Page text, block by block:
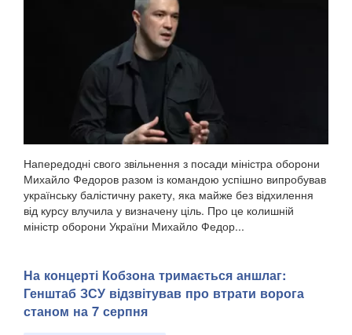
Напередодні свого звільнення з посади міністра оборони
Михайло Федоров разом із командою успішно випробував
українську балістичну ракету, яка майже без відхилення
від курсу влучила у визначену ціль. Про це колишній
міністр оборони України Михайло Федор...
На концерті Кобзона тримається аншлаг:
Генштаб ЗСУ відзвітував про втрати ворога
станом на 7 серпня